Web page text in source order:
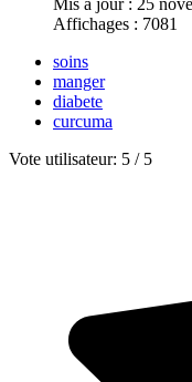
Affichages : 7081
soins
manger
diabete
curcuma
Vote utilisateur: 5 / 5